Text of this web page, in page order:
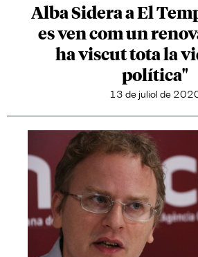
Alba Sidera a El
es ven com un
ha viscut tota la
política"
13 de juliol de